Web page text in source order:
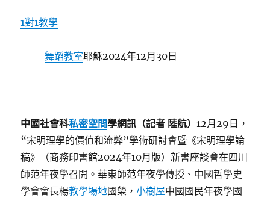
1對1教學
舞蹈教室耶穌2024年12月30日
中國社會科私密空間學網訊（記者 陸航）12月29日，
“宋明理學的價值和流弊”學術研討會暨《宋明理學論
稿》（商務印書館2024年10月版）新書座談會在四川
師范年夜學召開。華東師范年夜學傳授、中國哲學史
學會會長楊教學場地國榮，小樹屋中國國民年夜學國